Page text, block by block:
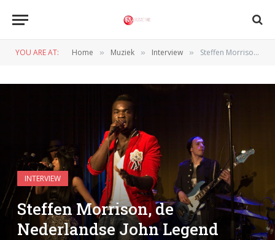
YOU ARE AT: Home » Muziek » Interview » Steffen Morrison, de Nederlandse John Legend
INTERVIEW
Steffen Morrison, de
Nederlandse John Legend